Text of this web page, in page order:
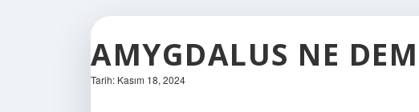
AMYGDALUS NE
Tarih: Kasım 18, 2024